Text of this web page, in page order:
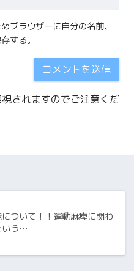
ブラウザーに自分の名前、
する。
されますのでご注意くだ
ついて！！運動麻痺に関わ
いう…